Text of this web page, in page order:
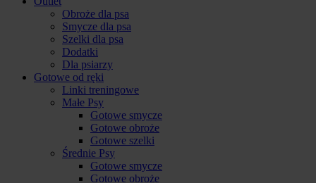
Obroże dla psa
Smycze dla psa
Szelki dla psa
Dodatki
Dla psiarzy
Gotowe od ręki
Linki treningowe
Małe Psy
Gotowe smycze
Gotowe obroże
Gotowe szelki
Średnie Psy
Gotowe smycze
Gotowe obroże